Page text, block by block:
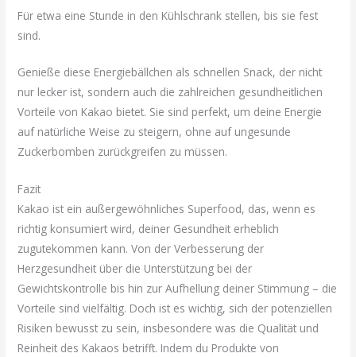
Für etwa eine Stunde in den Kühlschrank stellen, bis sie fest
sind.
Genieße diese Energiebällchen als schnellen Snack, der nicht
nur lecker ist, sondern auch die zahlreichen gesundheitlichen
Vorteile von Kakao bietet. Sie sind perfekt, um deine Energie
auf natürliche Weise zu steigern, ohne auf ungesunde
Zuckerbomben zurückgreifen zu müssen.
Fazit
Kakao ist ein außergewöhnliches Superfood, das, wenn es
richtig konsumiert wird, deiner Gesundheit erheblich
zugutekommen kann. Von der Verbesserung der
Herzgesundheit über die Unterstützung bei der
Gewichtskontrolle bis hin zur Aufhellung deiner Stimmung – die
Vorteile sind vielfältig. Doch ist es wichtig, sich der potenziellen
Risiken bewusst zu sein, insbesondere was die Qualität und
Reinheit des Kakaos betrifft. Indem du Produkte von